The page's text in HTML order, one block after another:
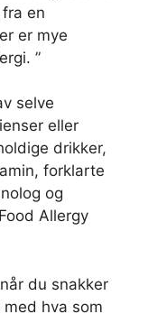
en
er mye
”
selve
eller
drikker,
forklarte
og
Allergy
du snakker
hva som